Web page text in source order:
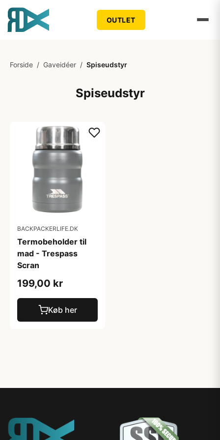
OUTLET
Forside / Gaveidéer / Spiseudstyr
Spiseudstyr
BACKPACKERLIFE.DK
Termobeholder til
mad - Trespass
Scran
199,00 kr
Køb her